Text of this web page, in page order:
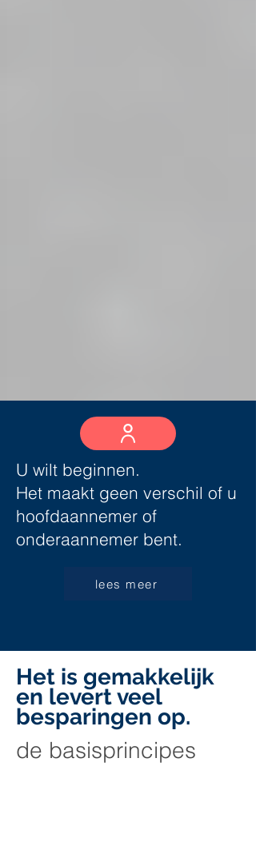
U wilt beginnen.
Het maakt geen verschil of u
hoofdaannemer of
onderaannemer bent.
lees meer
Het is gemakkelijk
en levert veel
besparingen op.
de basisprincipes